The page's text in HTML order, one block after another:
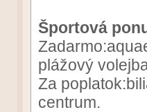
Športová
plážový
Za
centrum.